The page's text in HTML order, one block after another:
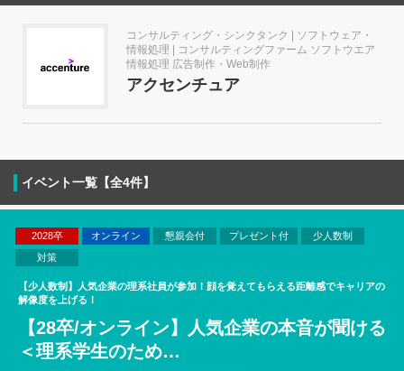
コンサルティング・シンクタンク | ソフトウェア・
情報処理 | コンサルティングファーム ソフトウエア
情報処理 広告制作・Web制作
アクセンチュア
イベント一覧【全4件】
2028卒 オンライン 懇親会付 プレゼント付
少人数制
対策
【少人数制】人気企業の理系社員が参加！顔を覚えてもらえる距離感でキャリアの
解像度を上げる！
【28卒/オンライン】人気企業の本音が聞ける
＜理系学生のため…